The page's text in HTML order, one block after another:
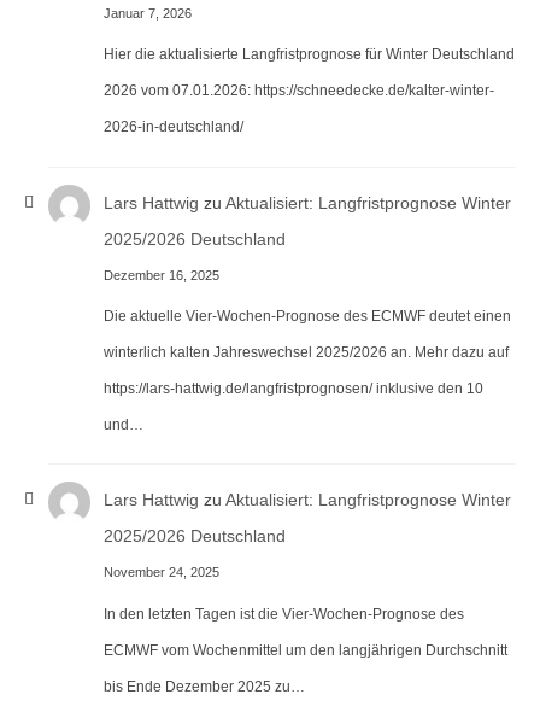
Januar 7, 2026
Hier die aktualisierte Langfristprognose für Winter Deutschland
2026 vom 07.01.2026: https://schneedecke.de/kalter-winter-
2026-in-deutschland/
Lars Hattwig zu Aktualisiert: Langfristprognose Winter
2025/2026 Deutschland
Dezember 16, 2025
Die aktuelle Vier-Wochen-Prognose des ECMWF deutet einen
winterlich kalten Jahreswechsel 2025/2026 an. Mehr dazu auf
https://lars-hattwig.de/langfristprognosen/ inklusive den 10
und…
Lars Hattwig zu Aktualisiert: Langfristprognose Winter
2025/2026 Deutschland
November 24, 2025
In den letzten Tagen ist die Vier-Wochen-Prognose des
ECMWF vom Wochenmittel um den langjährigen Durchschnitt
bis Ende Dezember 2025 zu…